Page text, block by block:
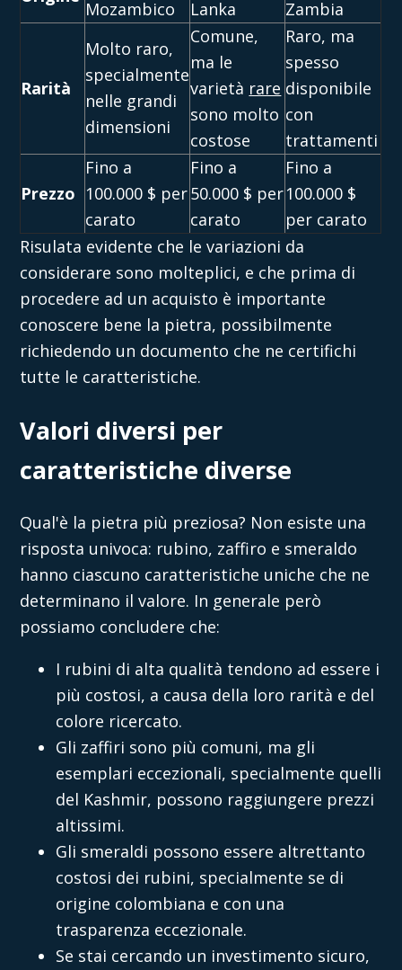
Mozambico
Lanka
Zambia
Rarità
Molto raro,
specialmente
nelle grandi
dimensioni
Comune,
ma le
varietà rare
sono molto
costose
Raro, ma
spesso
disponibile
con
trattamenti
Prezzo
Fino a
100.000 $ per
carato
Fino a
50.000 $ per
carato
Fino a
100.000 $
per carato
Risulata evidente che le variazioni da
considerare sono molteplici, e che prima di
procedere ad un acquisto è importante
conoscere bene la pietra, possibilmente
richiedendo un documento che ne certifichi
tutte le caratteristiche.
Valori diversi per
caratteristiche diverse
Qual'è la pietra più preziosa? Non esiste una
risposta univoca: rubino, zaffiro e smeraldo
hanno ciascuno caratteristiche uniche che ne
determinano il valore. In generale però
possiamo concludere che:
I rubini di alta qualità tendono ad essere i
più costosi, a causa della loro rarità e del
colore ricercato.
Gli zaffiri sono più comuni, ma gli
esemplari eccezionali, specialmente quelli
del Kashmir, possono raggiungere prezzi
altissimi.
Gli smeraldi possono essere altrettanto
costosi dei rubini, specialmente se di
origine colombiana e con una
trasparenza eccezionale.
Se stai cercando un investimento sicuro,